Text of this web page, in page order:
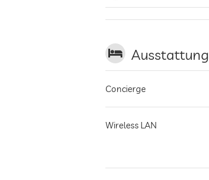
Ausstattung
Concierge
Wireless LAN